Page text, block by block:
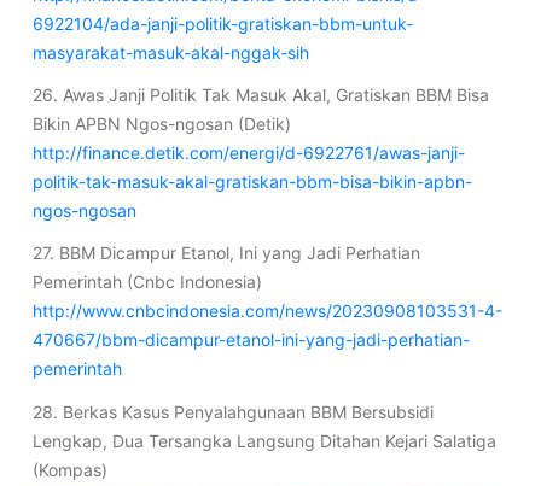
6922104/ada-janji-politik-gratiskan-bbm-untuk-
masyarakat-masuk-akal-nggak-sih
26. Awas Janji Politik Tak Masuk Akal, Gratiskan BBM Bisa
Bikin APBN Ngos-ngosan (Detik)
http://finance.detik.com/energi/d-6922761/awas-janji-
politik-tak-masuk-akal-gratiskan-bbm-bisa-bikin-apbn-
ngos-ngosan
27. BBM Dicampur Etanol, Ini yang Jadi Perhatian
Pemerintah (Cnbc Indonesia)
http://www.cnbcindonesia.com/news/20230908103531-4-
470667/bbm-dicampur-etanol-ini-yang-jadi-perhatian-
pemerintah
28. Berkas Kasus Penyalahgunaan BBM Bersubsidi
Lengkap, Dua Tersangka Langsung Ditahan Kejari Salatiga
(Kompas)